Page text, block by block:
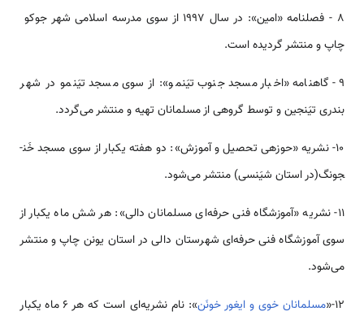
8 - فصلنامه «امین»: در سال 1997 از سوی مدرسه اسلامی شهر جو­کو
چاپ و منتشر گردیده است.
9 - گاهنامه «اخبار مسجد جنوب تیَن­مو»: از سوی مسجد تیَن­مو در شهر
بندری تیَن­جین و توسط گروهی از مسلمانان تهیه و منتشر می‎‌گردد.
10- نشریه «حوزه­ی تحصیل و آموزش»: دو هفته یکبار از سوی مسجد خَن­
جونگ(در استان شیَن­سی) منتشر می‌شود.
11- نشریه «آموزشگاه فنی حرفه‌­ای مسلمانان دالی»: هر شش ماه یک­بار از
سوی آموزشگاه فنی حرفه‌­ای شهرستان دالی در استان یونن چاپ و منتشر
می‌شود.
12-« مسلمانان خوی و ایغور خونَن
»: نام نشریه‌ای است که هر 6 ماه یک­بار